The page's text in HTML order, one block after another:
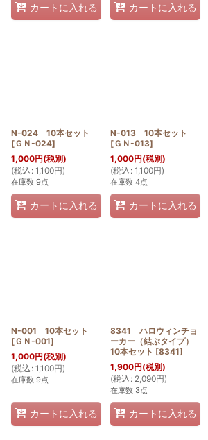
カートに入れる カートに入れる
N-024 10本セット
[ＧＮ-024]
1,000円(税別)
(税込 : 1,100円)
在庫数 9点
カートに入れる
N-013 10本セット
[ＧＮ-013]
1,000円(税別)
(税込 : 1,100円)
在庫数 4点
カートに入れる
N-001 10本セット
[ＧＮ-001]
1,000円(税別)
(税込 : 1,100円)
在庫数 9点
カートに入れる
8341 ハロウィンチョ
ーカー（結ぶタイプ）
10本セット [8341]
1,900円(税別)
(税込 : 2,090円)
在庫数 3点
カートに入れる